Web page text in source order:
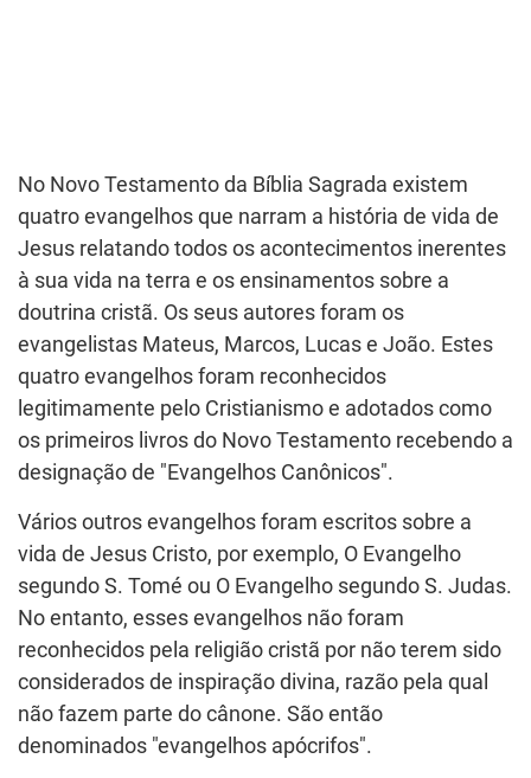
No Novo Testamento da Bíblia Sagrada existem
quatro evangelhos que narram a história de vida de
Jesus relatando todos os acontecimentos inerentes
à sua vida na terra e os ensinamentos sobre a
doutrina cristã. Os seus autores foram os
evangelistas Mateus, Marcos, Lucas e João. Estes
quatro evangelhos foram reconhecidos
legitimamente pelo Cristianismo e adotados como
os primeiros livros do Novo Testamento recebendo a
designação de "Evangelhos Canônicos".
Vários outros evangelhos foram escritos sobre a
vida de Jesus Cristo, por exemplo, O Evangelho
segundo S. Tomé ou O Evangelho segundo S. Judas.
No entanto, esses evangelhos não foram
reconhecidos pela religião cristã por não terem sido
considerados de inspiração divina, razão pela qual
não fazem parte do cânone. São então
denominados "evangelhos apócrifos".